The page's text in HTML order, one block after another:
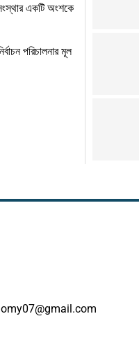
সংস্থার একটি অংশকে
পরিচালনার মূল